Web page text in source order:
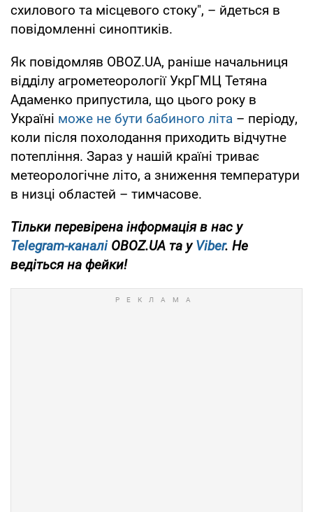
схилового та місцевого стоку", – йдеться в
повідомленні синоптиків.
Як повідомляв OBOZ.UA, раніше начальниця
відділу агрометеорології УкрГМЦ Тетяна
Адаменко припустила, що цього року в
Україні може не бути бабиного літа – періоду,
коли після похолодання приходить відчутне
потепління. Зараз у нашій країні триває
метеорологічне літо, а зниження температури
в низці областей – тимчасове.
Тільки перевірена інформація в нас у
Telegram-каналіOBOZ.UA та уViber. Не
ведіться на фейки!